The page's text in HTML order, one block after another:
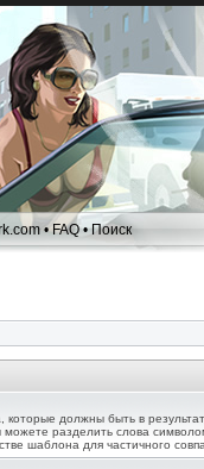
•FAQ•Поиск
которые должны быть в
можете разделить слова
шаблона для частичного